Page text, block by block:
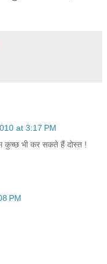
at 3:17 PM
कुच्छ भी कर सकते हैं दोस्त !
PM